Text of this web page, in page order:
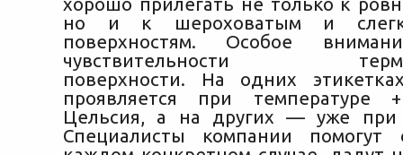
но и к шероховатым и
поверхностям. Особое
чувствительности
поверхности. На одних
проявляется при температуре
Цельсия, а на других — уже при
Специалисты компании